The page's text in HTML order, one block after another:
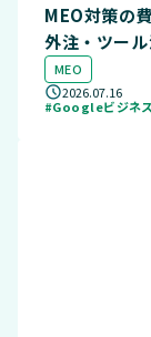
MEO対策の
外注・ツー
MEO
2026.07.16
#Googleビジネ